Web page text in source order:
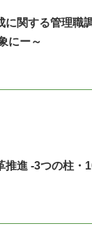
に関する管理職
にー～
進 -3つの柱・